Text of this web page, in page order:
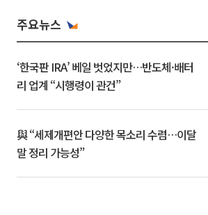
주요뉴스
‘한국판 IRA’ 베일 벗었지만…반도체·배터
리 업계 “시행령이 관건”
與 “세제개편안 다양한 목소리 수렴…이달
말 정리 가능성”